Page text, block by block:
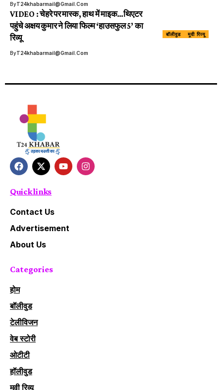
ByT24khabarmail@gmail.com
बॉलीवुड मूवी रिव्यू
VIDEO : चेहरे पर मास्क, हाथ में माइक…थिएटर
पहुंचे अक्षय कुमार ने लिया फिल्म ‘हाउसफुल 5’ का
रिव्यू
ByT24khabarmail@gmail.com
Quick links
Contact Us
Advertisement
About Us
Categories
होम
बॉलीवुड
टेलीविजन
वेब स्टोरी
ओटीटी
हॉलीवुड
मूवी रिव्यू